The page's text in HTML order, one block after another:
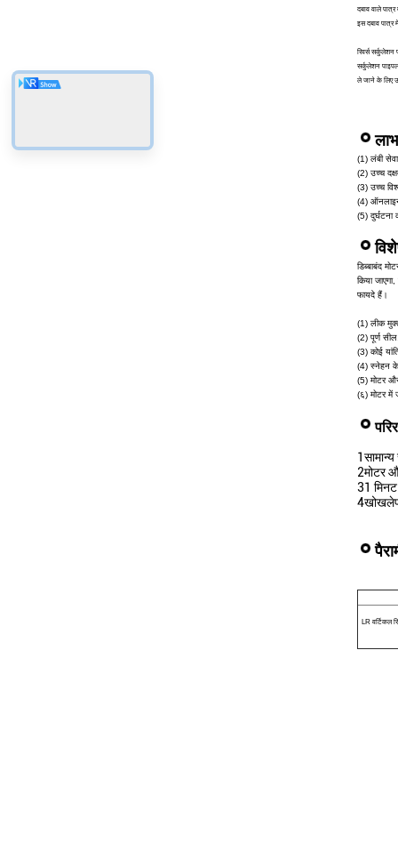
दबाव वाले
इस दबाव पात्र
रिवर्स
सर्कुलेशन
ले जाने के लिए
लाभ
(1) लंबी
(2) उच्च
(3) उच्च
(4)
(5) दुर्घटना
डिब्बाबंद
किया
फायदे हैं।
(1) लीक
(2) पूर्ण
(3) कोई
(4) स्नेहन के
(5) मोटर
(६) मोटर में
2मोटर
31
LR वर्टिकल